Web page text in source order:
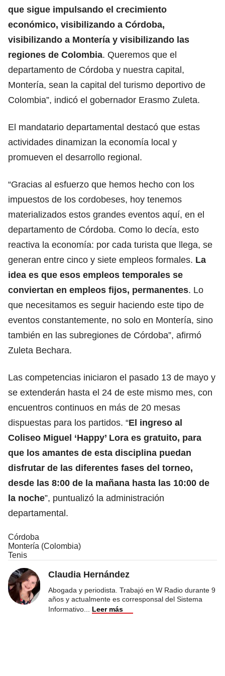
que sigue impulsando el crecimiento
económico, visibilizando a Córdoba,
visibilizando a Montería y visibilizando las
regiones de Colombia. Queremos que el
departamento de Córdoba y nuestra capital,
Montería, sean la capital del turismo deportivo de
Colombia”, indicó el gobernador Erasmo Zuleta.
El mandatario departamental destacó que estas
actividades dinamizan la economía local y
promueven el desarrollo regional.
“Gracias al esfuerzo que hemos hecho con los
impuestos de los cordobeses, hoy tenemos
materializados estos grandes eventos aquí, en el
departamento de Córdoba. Como lo decía, esto
reactiva la economía: por cada turista que llega, se
generan entre cinco y siete empleos formales. La
idea es que esos empleos temporales se
conviertan en empleos fijos, permanentes. Lo
que necesitamos es seguir haciendo este tipo de
eventos constantemente, no solo en Montería, sino
también en las subregiones de Córdoba”, afirmó
Zuleta Bechara.
Las competencias iniciaron el pasado 13 de mayo y
se extenderán hasta el 24 de este mismo mes, con
encuentros continuos en más de 20 mesas
dispuestas para los partidos. “El ingreso al
Coliseo Miguel ‘Happy’ Lora es gratuito, para
que los amantes de esta disciplina puedan
disfrutar de las diferentes fases del torneo,
desde las 8:00 de la mañana hasta las 10:00 de
la noche”, puntualizó la administración
departamental.
Córdoba
Montería (Colombia)
Tenis
Claudia Hernández
Abogada y periodista. Trabajó en W Radio durante 9
años y actualmente es corresponsal del Sistema
Informativo
Leer más